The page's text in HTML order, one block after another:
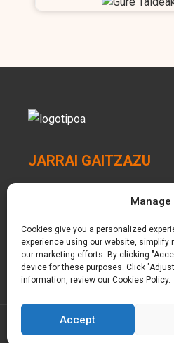
JARRAI GAITZAZU
Manage
Cookies give you a personalized
experience using our website,
our marketing efforts. By clicking
device for these purposes. Click
information, review our Cookies Policy.
Accept